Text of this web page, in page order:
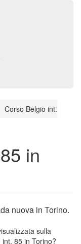
Corso Belgio int.
in
nuova in Torino.
sulla
85 in Torino?